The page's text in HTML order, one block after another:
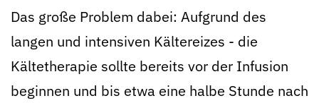
Das große Problem dabei: Aufgrund des
langen und intensiven Kältereizes - die
Kältetherapie sollte bereits vor der Infusion
beginnen und bis etwa eine halbe Stunde nach